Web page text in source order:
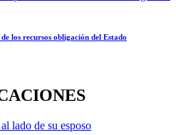
los recursos obligación del Estado